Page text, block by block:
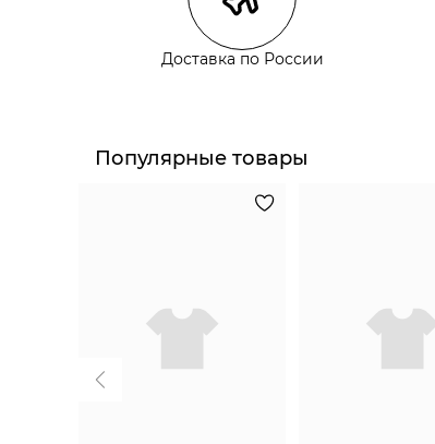
Самовывоз из наших магазинов
Доставка по России
Популярные товары